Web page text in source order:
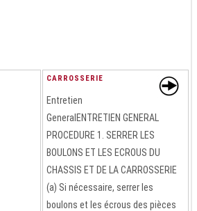
CARROSSERIE
Entretien
GeneralENTRETIEN GENERAL
PROCEDURE 1. SERRER LES
BOULONS ET LES ECROUS DU
CHASSIS ET DE LA CARROSSERIE
(a) Si nécessaire, serrer les
boulons et les écrous des pièces